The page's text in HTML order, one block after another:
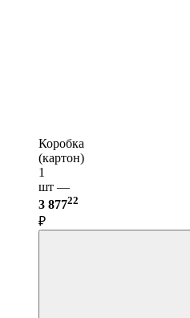
Коробка
(картон)
1
шт —
3 87722
₽